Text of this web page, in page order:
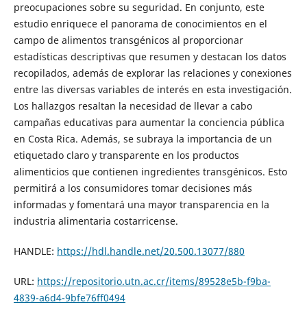
preocupaciones sobre su seguridad. En conjunto, este
estudio enriquece el panorama de conocimientos en el
campo de alimentos transgénicos al proporcionar
estadísticas descriptivas que resumen y destacan los datos
recopilados, además de explorar las relaciones y conexiones
entre las diversas variables de interés en esta investigación.
Los hallazgos resaltan la necesidad de llevar a cabo
campañas educativas para aumentar la conciencia pública
en Costa Rica. Además, se subraya la importancia de un
etiquetado claro y transparente en los productos
alimenticios que contienen ingredientes transgénicos. Esto
permitirá a los consumidores tomar decisiones más
informadas y fomentará una mayor transparencia en la
industria alimentaria costarricense.
HANDLE: https://hdl.handle.net/20.500.13077/880
URL: https://repositorio.utn.ac.cr/items/89528e5b-f9ba-
4839-a6d4-9bfe76ff0494